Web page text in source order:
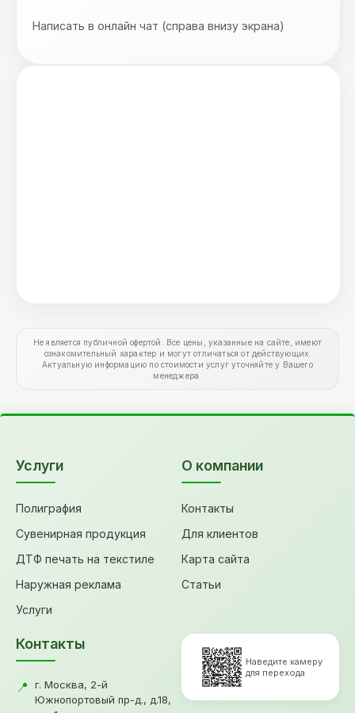
Написать в онлайн чат (справа внизу экрана)
Не является публичной офертой. Все цены, указанные на сайте, имеют
ознакомительный характер и могут отличаться от действующих.
Актуальную информацию по стоимости услуг уточняйте у Вашего
менеджера.
Услуги
Полиграфия
Сувенирная продукция
ДТФ печать на текстиле
Наружная реклама
Услуги
О компании
Контакты
Для клиентов
Карта сайта
Статьи
Контакты
📍
г. Москва, 2-й
Южнопортовый пр-д., д.18,
Наведите камеру
для перехода